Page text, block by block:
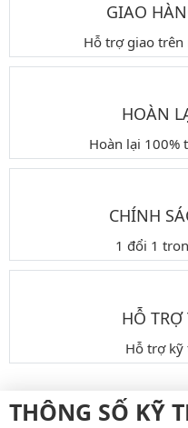
GIAO
Hỗ trợ giao
HOÀN
Hoàn lại 100%
CHÍNH
1 đổi 1
HỖ TRỢ
Hỗ trợ kỹ
THÔNG SỐ KỸ